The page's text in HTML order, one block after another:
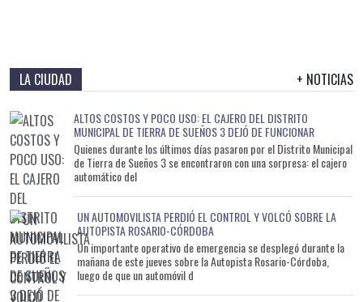
LA CIUDAD + NOTICIAS
ALTOS COSTOS Y POCO USO: EL CAJERO DEL DISTRITO
MUNICIPAL DE TIERRA DE SUEÑOS 3 DEJÓ DE FUNCIONAR
Quienes durante los últimos días pasaron por el Distrito Municipal
de Tierra de Sueños 3 se encontraron con una sorpresa: el cajero
automático del
UN AUTOMOVILISTA PERDIÓ EL CONTROL Y VOLCÓ SOBRE LA
AUTOPISTA ROSARIO-CÓRDOBA
Un importante operativo de emergencia se desplegó durante la
mañana de este jueves sobre la Autopista Rosario-Córdoba,
luego de que un automóvil d